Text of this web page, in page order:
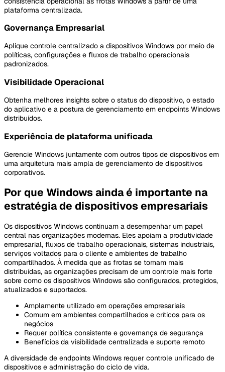
plataforma centralizada.
Governança Empresarial
Aplique controle centralizado a dispositivos Windows por meio de
políticas, configurações e fluxos de trabalho operacionais
padronizados.
Visibilidade Operacional
Obtenha melhores insights sobre o status do dispositivo, o estado
do aplicativo e a postura de gerenciamento em endpoints Windows
distribuídos.
Experiência de plataforma unificada
Gerencie Windows juntamente com outros tipos de dispositivos em
uma arquitetura mais ampla de gerenciamento de dispositivos
corporativos.
Por que Windows ainda é importante na
estratégia de dispositivos empresariais
Os dispositivos Windows continuam a desempenhar um papel
central nas organizações modernas. Eles apoiam a produtividade
empresarial, fluxos de trabalho operacionais, sistemas industriais,
serviços voltados para o cliente e ambientes de trabalho
compartilhados. À medida que as frotas se tornam mais
distribuídas, as organizações precisam de um controle mais forte
sobre como os dispositivos Windows são configurados, protegidos,
atualizados e suportados.
Amplamente utilizado em operações empresariais
Comum em ambientes compartilhados e críticos para os
negócios
Requer política consistente e governança de segurança
Benefícios da visibilidade centralizada e suporte remoto
A diversidade de endpoints Windows requer controle unificado de
dispositivos e administração do ciclo de vida.